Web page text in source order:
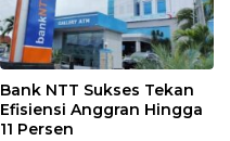
Bank NTT Sukses Tekan
Efisiensi Anggran Hingga
11 Persen